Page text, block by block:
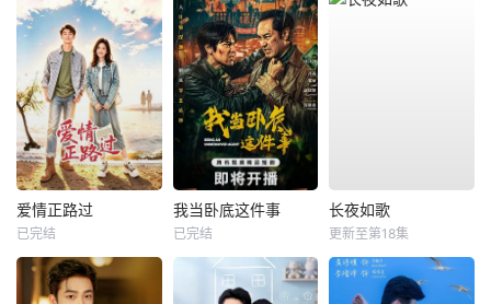
爱情正路过
已完结
我当卧底这件事
已完结
长夜如歌
更新至第18集